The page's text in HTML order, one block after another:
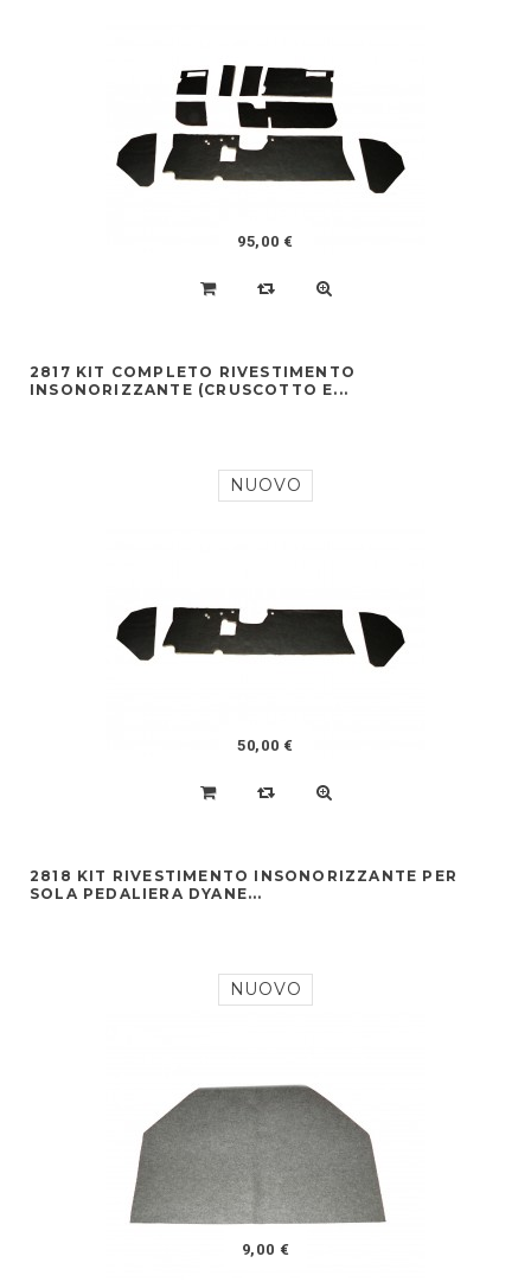
95,00 €
2817 KIT COMPLETO RIVESTIMENTO
INSONORIZZANTE (CRUSCOTTO E...
NUOVO
50,00 €
2818 KIT RIVESTIMENTO INSONORIZZANTE PER
SOLA PEDALIERA DYANE...
NUOVO
9,00 €